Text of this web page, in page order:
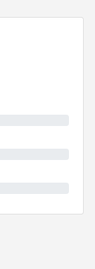
koken. Nog
heeft of